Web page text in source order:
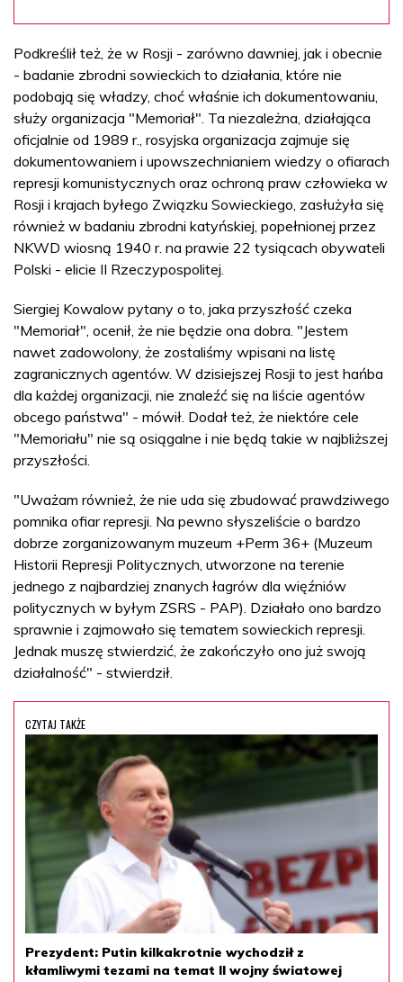
Podkreślił też, że w Rosji - zarówno dawniej, jak i obecnie
- badanie zbrodni sowieckich to działania, które nie
podobają się władzy, choć właśnie ich dokumentowaniu,
służy organizacja "Memoriał". Ta niezależna, działająca
oficjalnie od 1989 r., rosyjska organizacja zajmuje się
dokumentowaniem i upowszechnianiem wiedzy o ofiarach
represji komunistycznych oraz ochroną praw człowieka w
Rosji i krajach byłego Związku Sowieckiego, zasłużyła się
również w badaniu zbrodni katyńskiej, popełnionej przez
NKWD wiosną 1940 r. na prawie 22 tysiącach obywateli
Polski - elicie II Rzeczypospolitej.
Siergiej Kowalow pytany o to, jaka przyszłość czeka
"Memoriał", ocenił, że nie będzie ona dobra. "Jestem
nawet zadowolony, że zostaliśmy wpisani na listę
zagranicznych agentów. W dzisiejszej Rosji to jest hańba
dla każdej organizacji, nie znaleźć się na liście agentów
obcego państwa" - mówił. Dodał też, że niektóre cele
"Memoriału" nie są osiągalne i nie będą takie w najbliższej
przyszłości.
"Uważam również, że nie uda się zbudować prawdziwego
pomnika ofiar represji. Na pewno słyszeliście o bardzo
dobrze zorganizowanym muzeum +Perm 36+ (Muzeum
Historii Represji Politycznych, utworzone na terenie
jednego z najbardziej znanych łagrów dla więźniów
politycznych w byłym ZSRS - PAP). Działało ono bardzo
sprawnie i zajmowało się tematem sowieckich represji.
Jednak muszę stwierdzić, że zakończyło ono już swoją
działalność" - stwierdził.
CZYTAJ TAKŻE
Prezydent: Putin kilkakrotnie wychodził z
kłamliwymi tezami na temat II wojny światowej